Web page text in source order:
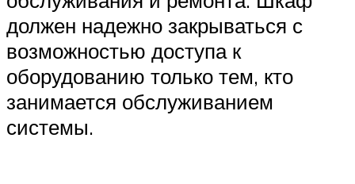
должен надежно закрываться с
возможностью доступа к
оборудованию только тем, кто
занимается обслуживанием
системы.